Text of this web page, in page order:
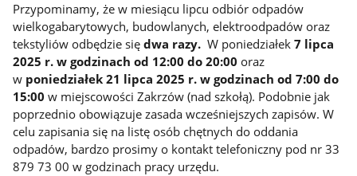
Przypominamy, że w miesiącu lipcu odbiór odpadów
wielkogabarytowych, budowlanych, elektroodpadów oraz
tekstyliów odbędzie siędwa razy. W poniedziałek 7 lipca
2025 r. w godzinach od 12:00 do 20:00 oraz
w poniedziałek 21 lipca 2025 r. w godzinach od 7:00 do
15:00 w miejscowości Zakrzów (nad szkołą). Podobnie jak
poprzednio obowiązuje zasada wcześniejszych zapisów. W
celu zapisania się na listę osób chętnych do oddania
odpadów, bardzo prosimy o kontakt telefoniczny pod nr 33
879 73 00 w godzinach pracy urzędu.